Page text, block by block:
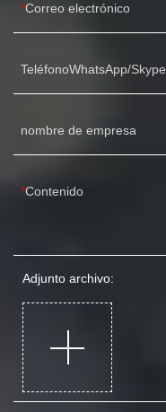
Correo electrónico
TeléfonoWhatsApp/Skype
nombre de empresa
Contenido
Adjunto archivo: